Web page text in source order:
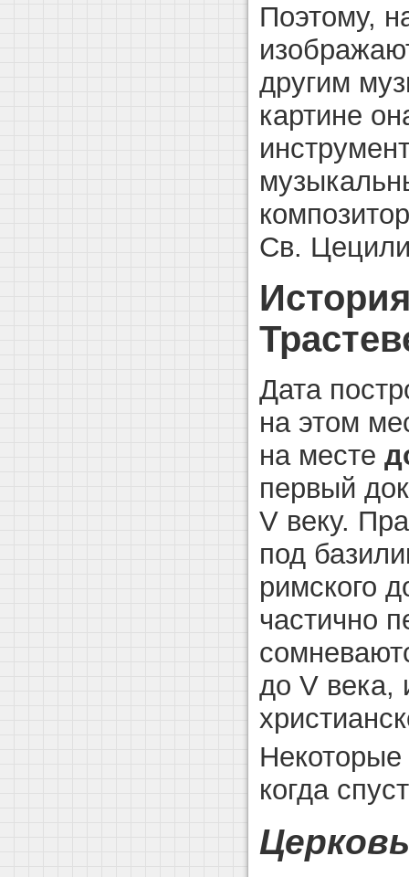
Поэтому,
другим
картине
Св.
Дата
на этом
на месте
первый
V веку.
под
римского
частично
до V века,
когда